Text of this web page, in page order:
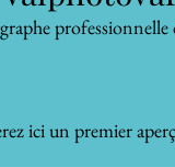
ici un premier